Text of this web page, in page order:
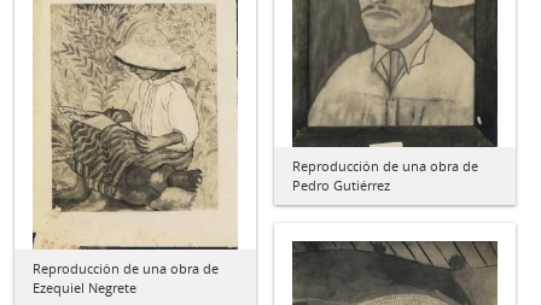
Reproducción de una obra de
Pedro Gutiérrez
Reproducción de una obra de
Ezequiel Negrete